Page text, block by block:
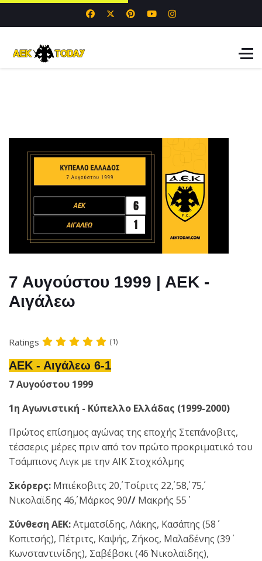
7 Αυγούστου 1999 | ΑΕΚ -
Αιγάλεω
Ratings (1)
ΑΕΚ - Αιγάλεω 6-1
7 Αυγούστου 1999
1η Αγωνιστική - Κύπελλο Ελλάδας (1999-2000)
Πρώτος επίσημος αγώνας της εποχής Στεπάνοβιτς,
τέσσερις μέρες πριν από τον πρώτο προκριματικό του
Τσάμπιονς Λιγκ με την ΑΙΚ Στοχκόλμης
Σκόρερς: Μπιέκοβιτς 20΄, Τσίριτς 22΄, 58΄, 75΄,
Νικολαϊδης 46΄, Μάρκος 90΄// Μακρής 55΄
Σύνθεση ΑΕΚ:Ατµατσίδης, Λάκης, Κασάπης (58΄
Κοπιτσής), Πέτριτς, Καψής, Ζήκος, Μαλαδένης (39΄
Κωνσταντινίδης), Σαβέβσκι (46΄ Νικολαϊδης),